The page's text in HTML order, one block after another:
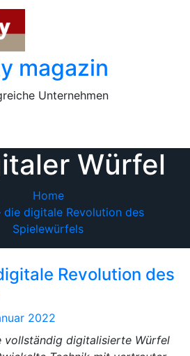
magazin
Unternehmen
Würfel
Home
die digitale Revolution des
Spielewürfels
Revolution des
2022
vollständig digitalisierte Würfel